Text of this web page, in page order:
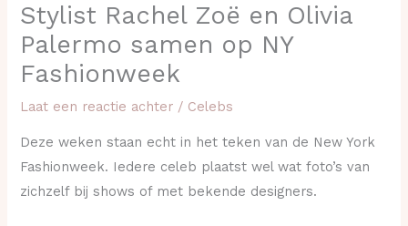
Stylist Rachel Zoë en Olivia
Palermo samen op NY
Fashionweek
Laat een reactie achter / Celebs
Deze weken staan echt in het teken van de New York
Fashionweek. Iedere celeb plaatst wel wat foto’s van
zichzelf bij shows of met bekende designers.